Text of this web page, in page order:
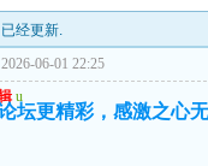
经更新.
06-01 22:25
u
坛更精彩，感激之心